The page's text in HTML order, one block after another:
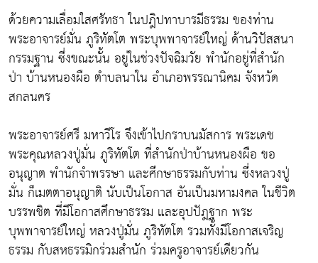
ด้วยความเลื่อมใสศรัทธา ในปฎิปทาบารมีธรรม ของท่าน
พระอาจารย์มั่น ภูริทัตโต พระบุพพาจารย์ใหญ่ ด้านวิปัสสนา
กรรมฐาน ซึ่งขณะนั้น อยู่ในช่วงปัจฉิมวัย พำนักอยู่ที่สำนัก
ป่า บ้านหนองผือ ตำบลนาใน อำเภอพรรณานิคม จังหวัด
สกลนคร
พระอาจารย์ศรี มหาวีโร จึงเข้าไปกราบนมัสการ พระเดช
พระคุณหลวงปู่มั่น ภูริทัตโต ที่สำนักป่าบ้านหนองผือ ขอ
อนุญาต พำนักจำพรรษา และศึกษาธรรมกับท่าน ซึ่งหลวงปู่
มั่น ก็เมตตาอนุญาติ นับเป็นโอกาส อันเป็นมหามงคล ในชีวิต
บรรพชิต ที่มีโอกาสศึกษาธรรม และอุปปัฎฐาก พระ
บุพพาจารย์ใหญ่ หลวงปู่มั่น ภูริทัตโต รวมทั้งมีโอกาสเจริญ
ธรรม กับสหธรรมิกร่วมสำนัก ร่วมครูอาจารย์เดียวกัน